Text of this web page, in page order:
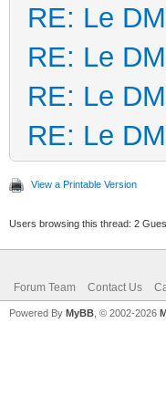
RE: Le
RE: Le
RE: Le
RE: Le
View a Printable Version
Users browsing this thread: 2
Forum Team Contact Us
Powered By MyBB , © 2002-2026